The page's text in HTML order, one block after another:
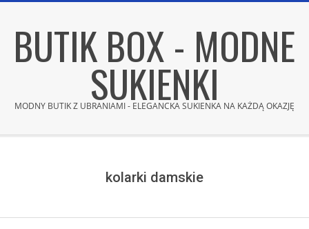
contentBUTIK BOX - MODNE
SUKIENKI
MODNY BUTIK Z UBRANIAMI - ELEGANCKA SUKIENKA NA KAŻDĄ OKAZJĘ
kolarki damskie